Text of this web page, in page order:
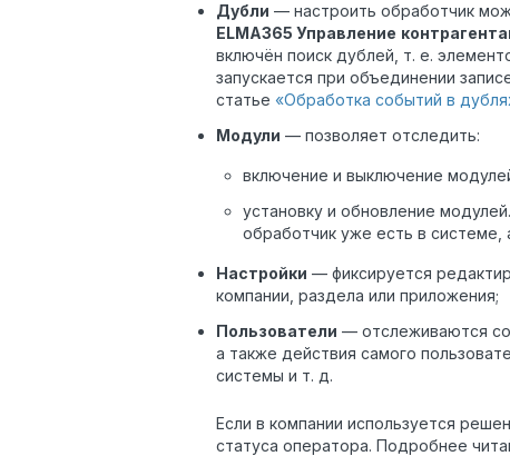
Дубли — настроить обработчик
ELMA365 Управление
включён поиск дублей, т. е.
запускается при объединении
статье «Обработка событий в
Модули — позволяет отследить:
включение и выключение
установку и обновление
обработчик уже есть в системе,
Настройки — фиксируется
компании, раздела или приложения;
Пользователи — отслеживаются
а также действия самого
системы и т. д.
Если в компании используется
статуса оператора. Подробнее